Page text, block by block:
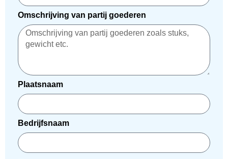
Omschrijving van partij goederen
Plaatsnaam
Bedrijfsnaam